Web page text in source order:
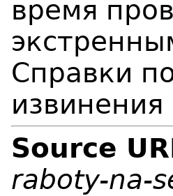
время
Справки
Source
raboty-na-